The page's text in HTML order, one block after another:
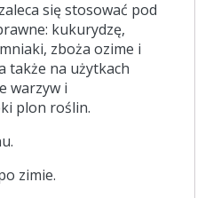
się stosować pod
kukurydzę,
zboża ozime i
także na użytkach
warzyw i
plon roślin.
zimie.